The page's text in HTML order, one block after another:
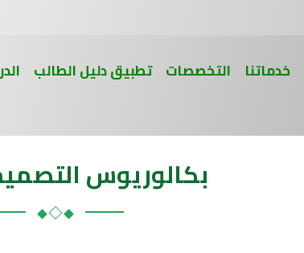
خدماتنا التخصصات تطبيق دليل الطالب
بكالوريوس